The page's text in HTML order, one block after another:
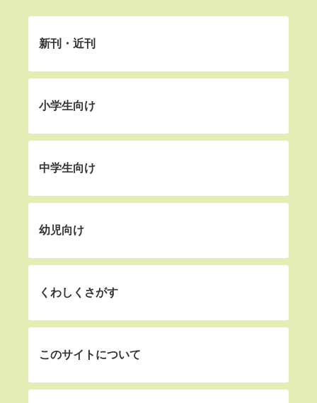
新刊・近刊
小学生向け
中学生向け
幼児向け
くわしくさがす
このサイトについて